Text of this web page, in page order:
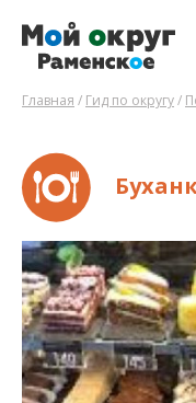
Главная / Гид по округу/